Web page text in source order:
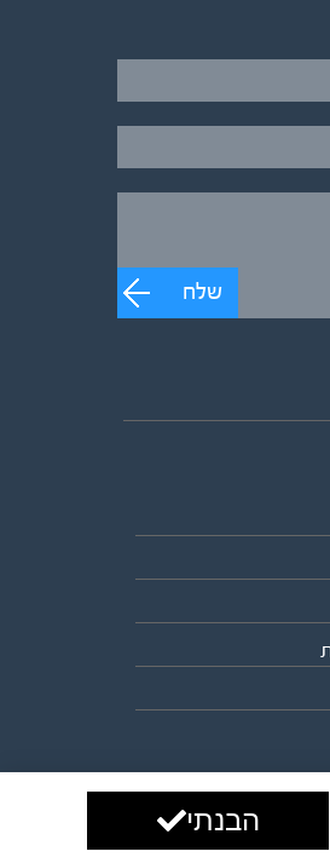
שלח
ופיתוח: ביבר גלובלהבנתי